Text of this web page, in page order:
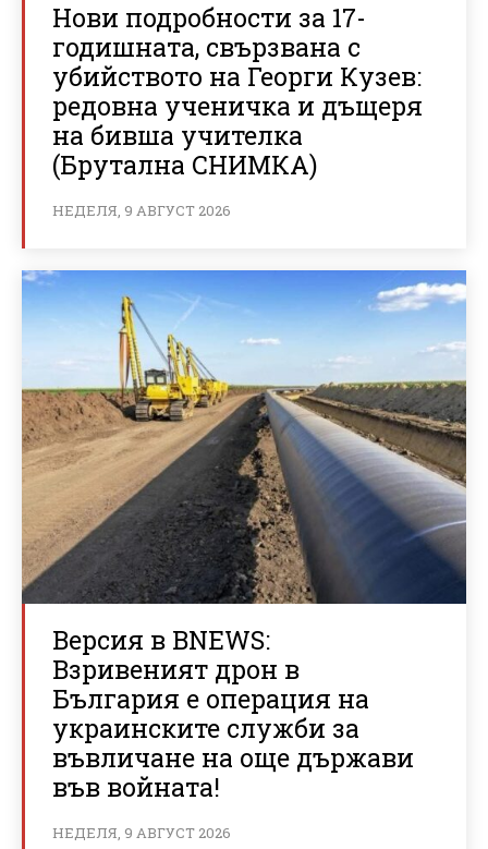
Нови подробности за 17-
годишната, свързвана с
убийството на Георги Кузев:
редовна ученичка и дъщеря
на бивша учителка
(Брутална СНИМКА)
НЕДЕЛЯ, 9 АВГУСТ 2026
Версия в BNEWS:
Взривеният дрон в
България е операция на
украинските служби за
въвличане на още държави
във войната!
НЕДЕЛЯ, 9 АВГУСТ 2026